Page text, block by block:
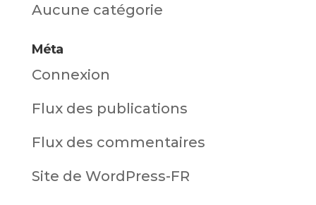
Aucune catégorie
Méta
Connexion
Flux des publications
Flux des commentaires
Site de WordPress-FR